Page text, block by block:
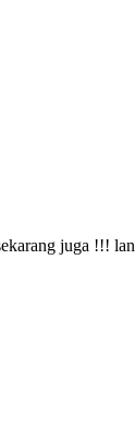
juga !!!